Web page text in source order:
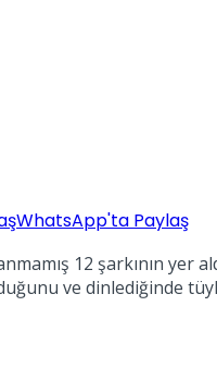
WhatsApp'ta Paylaş
12 şarkının
ve dinlediğinde